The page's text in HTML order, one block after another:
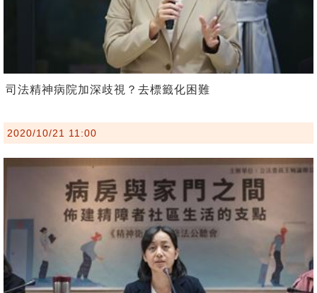
司法精神病院加深歧視？去標籤化困難
2020/10/21 11:00